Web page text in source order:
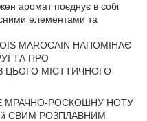
аромат поєднує в собі
елементами та
MAROCAIN НАПОМІНАЄ
ТА ПРО
ЦЬОГО МІСТТИЧНОГО
МРАЧНО-РОСКОШНУ НОТУ
СВИМ РОЗПЛАВНИМ